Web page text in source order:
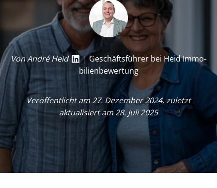
Von André Heid
| Geschäftsführer bei Heid Im­mo­
bi­li­en­be­wer­tung
Veröffentlicht am 27. Dezember 2024, zuletzt
aktualisiert am 28. Juli 2025